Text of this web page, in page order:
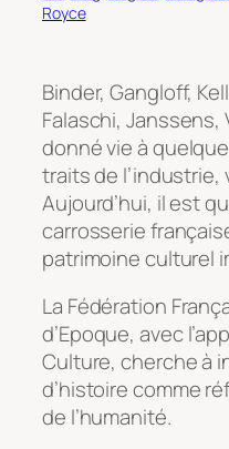
Royce
Binder, Gangloff,
Falaschi,
donné vie à
traits de l’industrie,
Aujourd’hui, il est
carrosserie
patrimoine culturel
La Fédération
d’Epoque, avec
Culture, cherche à
d’histoire comme
de l’humanité.